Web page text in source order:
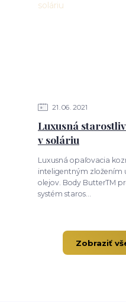
21 06 2021
Luxusná
v soláriu
Luxusná opaľovacia
inteligentným zložením
olejov. Body ButterTM
systém staros...
Zobraziť